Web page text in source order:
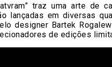
traz uma arte de
lançadas em diversas
designer Bartek
de edições